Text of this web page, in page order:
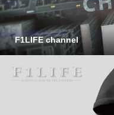
F1LIFE channel